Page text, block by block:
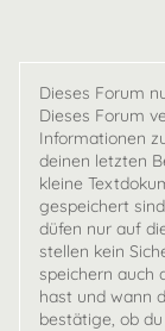
Dieses Forum
Dieses Forum
Informationen
deinen letzten
kleine
gespeichert
düfen nur auf
stellen kein
speichern auch
hast und wann
bestätige, ob